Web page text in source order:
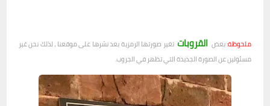
ملحوظة:بعض القروبات تغير صورتها الرمزية بعد نشرها على موقعنا ، لذلك نحن غير
مسئولين عن الصورة الجديدة التي تظهر في الجروب.